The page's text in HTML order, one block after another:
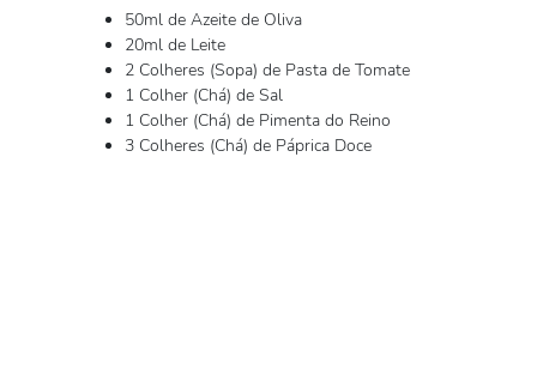
50ml de Azeite de Oliva
20ml de Leite
2 Colheres (Sopa) de Pasta de Tomate
1 Colher (Chá) de Sal
1 Colher (Chá) de Pimenta do Reino
3 Colheres (Chá) de Páprica Doce